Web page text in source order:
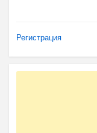
Регистрация